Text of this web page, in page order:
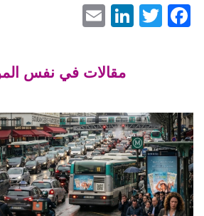
Facebook
Twitter
LinkedIn
مقالات في نفس